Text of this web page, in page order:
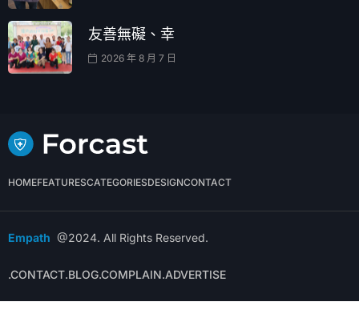
友善無礙、幸
2026 年 8 月 7 日
HOMEFEATURESCATEGORIESDESIGNCONTACT
Empath @2024. All Rights Reserved.
.CONTACT.BLOG.COMPLAIN.ADVERTISE